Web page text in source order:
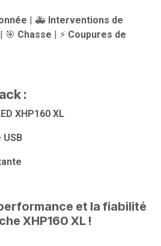
| 🚑 Interventions de
| 🎯 Chasse | ⚡ Coupures de
:
XHP160 XL
USB
et la fiabilité
XHP160 XL !